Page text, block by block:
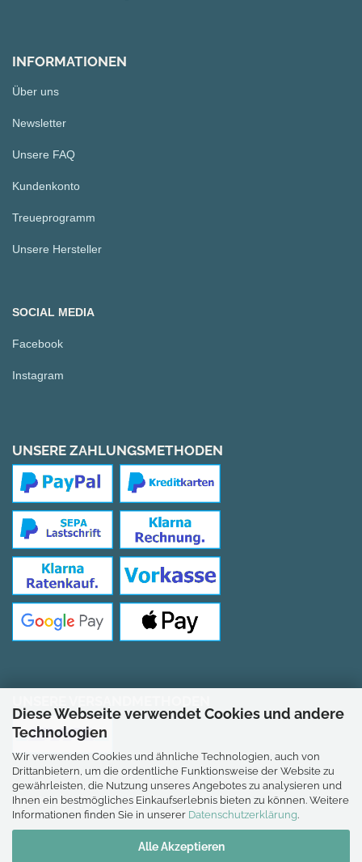
Diese Webseite verwendet Cookies und andere
Technologien
Wir verwenden Cookies und ähnliche Technologien, auch von
Drittanbietern, um die ordentliche Funktionsweise der Website zu
gewährleisten, die Nutzung unseres Angebotes zu analysieren und
Ihnen ein bestmögliches Einkaufserlebnis bieten zu können. Weitere
Informationen finden Sie in unserer Datenschutzerklärung.
Alle Akzeptieren
INFORMATIONEN
Über uns
Newsletter
Unsere FAQ
Kundenkonto
Treueprogramm
Unsere Hersteller
SOCIAL MEDIA
Facebook
Instagram
UNSERE ZAHLUNGSMETHODEN
*Gilt für Lieferungen nach Deutschland.